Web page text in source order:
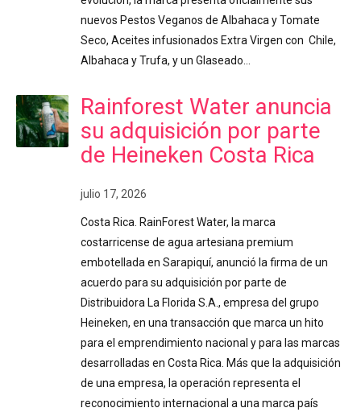
nuevos Pestos Veganos de Albahaca y Tomate
Seco, Aceites infusionados Extra Virgen con Chile,
Albahaca y Trufa, y un Glaseado…
Rainforest Water anuncia
su adquisición por parte
de Heineken Costa Rica
julio 17, 2026
Costa Rica. RainForest Water, la marca
costarricense de agua artesiana premium
embotellada en Sarapiquí, anunció la firma de un
acuerdo para su adquisición por parte de
Distribuidora La Florida S.A., empresa del grupo
Heineken, en una transacción que marca un hito
para el emprendimiento nacional y para las marcas
desarrolladas en Costa Rica. Más que la adquisición
de una empresa, la operación representa el
reconocimiento internacional a una marca país